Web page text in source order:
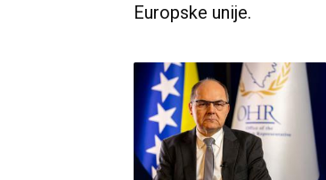
Europske unije.